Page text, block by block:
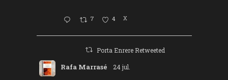
7 4 X
Porta Enrere Retweeted
Rafa Marrasé 24 jul.